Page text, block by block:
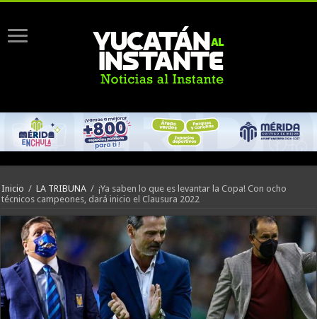
Inicio / LA TRIBUNA / ¡Ya saben lo que es levantar la Copa! Con ocho
técnicos campeones, dará inicio el Clausura 2022